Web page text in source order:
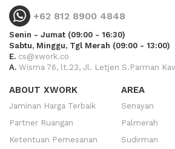
+62 812 8900 4848
Senin - Jumat (09:00 - 16:30)
Sabtu, Minggu, Tgl Merah (09:00 - 13:00)
E. cs@xwork.co
A. Wisma 76, lt.23, Jl. Letjen S.Parman
ABOUT XWORK
Jaminan Harga Terbaik
Partner Ruangan
Ketentuan Pemesanan
AREA
Senayan
Palmerah
Sudirman